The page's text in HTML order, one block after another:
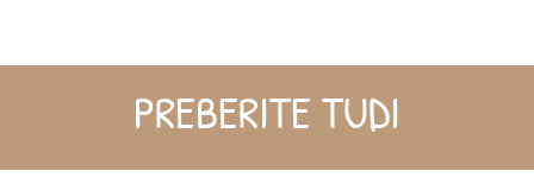
PREBERITE TUDI